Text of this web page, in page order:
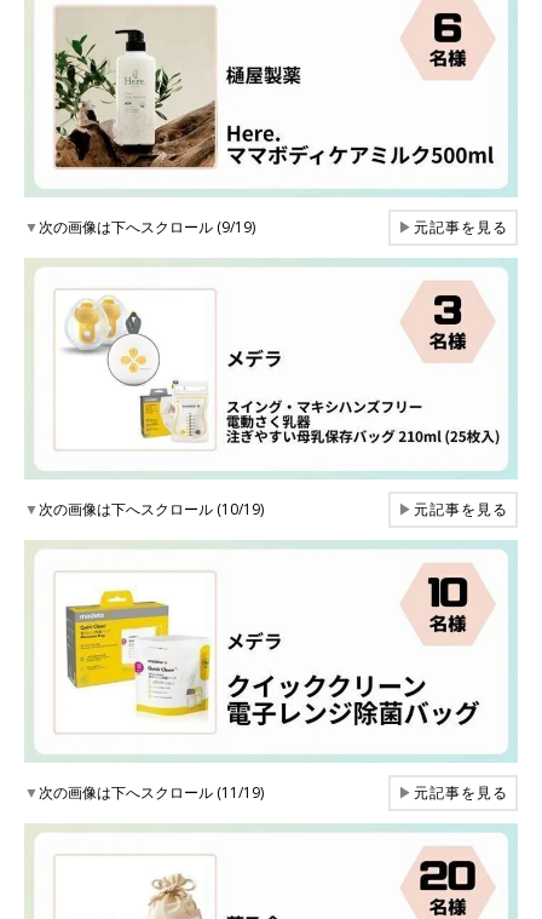
▼次の画像は下へスクロール (9/19) ▶元記事を見る
▼次の画像は下へスクロール (10/19) ▶元記事を見る
▼次の画像は下へスクロール (11/19) ▶元記事を見る